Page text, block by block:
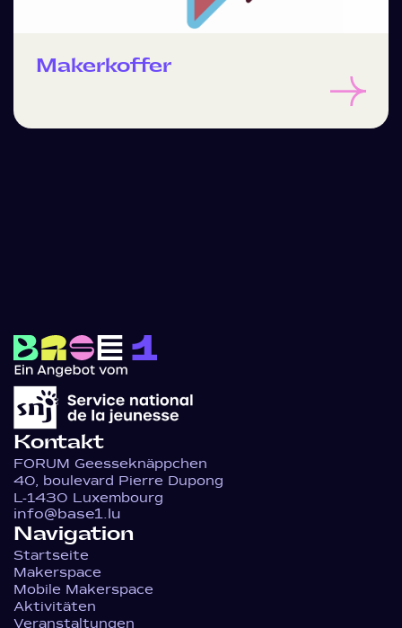
Makerkoffer
Kontakt
FORUM Geesseknäppchen
40, boulevard Pierre Dupong
L-1430 Luxembourg
info@base1.lu
Navigation
Startseite
Makerspace
Mobile Makerspace
Aktivitäten
Veranstaltungen